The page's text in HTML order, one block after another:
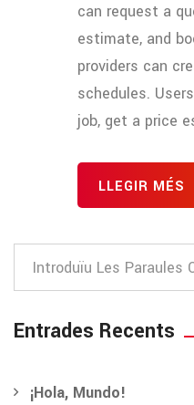
can request a
estimate, and
providers can
schedules.
job, get a price
LLEGIR MÉS
Entrades Recents
¡Hola, Mundo!